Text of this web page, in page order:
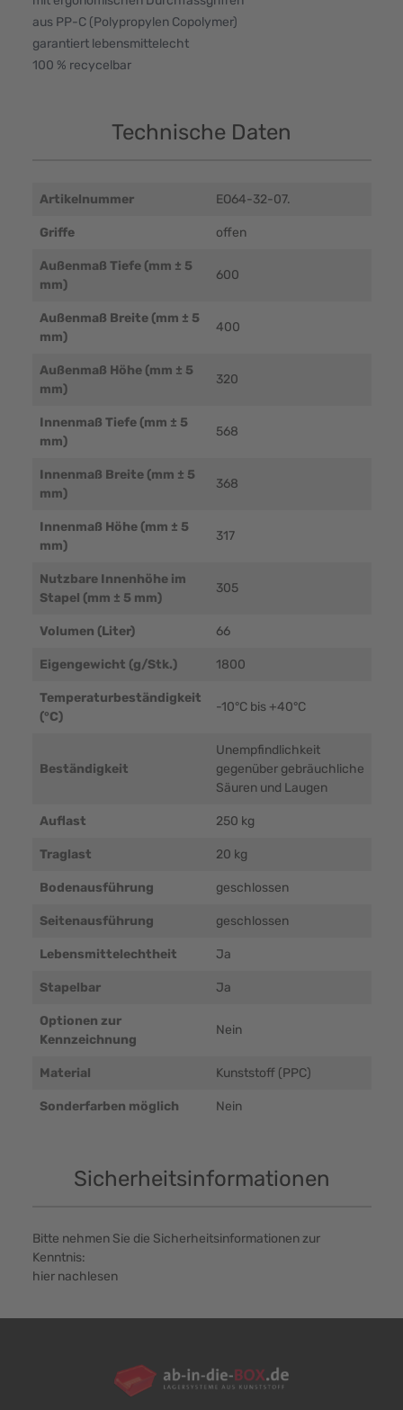
aus PP-C (Polypropylen Copolymer)
garantiert lebensmittelecht
100 % recycelbar
Technische Daten
Artikelnummer EO64-32-07.
Griffe offen
Außenmaß Tiefe (mm ± 5
mm)
600
Außenmaß Breite (mm ± 5
mm)
400
Außenmaß Höhe (mm ± 5
mm)
320
Innenmaß Tiefe (mm ± 5
mm)
568
Innenmaß Breite (mm ± 5
mm)
368
Innenmaß Höhe (mm ± 5
mm)
317
Nutzbare Innenhöhe im
Stapel (mm ± 5 mm)
305
Volumen (Liter) 66
Eigengewicht (g/Stk.) 1800
Temperaturbeständigkeit
(°C)
-10°C bis +40°C
Beständigkeit
Unempfindlichkeit
gegenüber gebräuchliche
Säuren und Laugen
Auflast 250 kg
Traglast 20 kg
Bodenausführung geschlossen
Seitenausführung geschlossen
Lebensmittelechtheit Ja
Stapelbar Ja
Optionen zur
Kennzeichnung
Nein
Material Kunststoff (PPC)
Sonderfarben möglich Nein
Sicherheitsinformationen
Bitte nehmen Sie die Sicherheitsinformationen zur
Kenntnis:
hier nachlesen